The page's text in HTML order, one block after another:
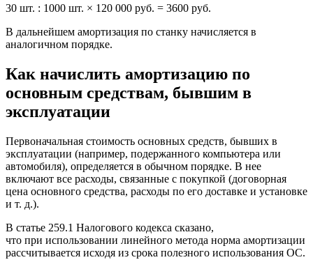
30 шт. : 1000 шт. × 120 000 руб. = 3600 руб.
В дальнейшем амортизация по станку начисляется в
аналогичном порядке.
Как начислить амортизацию по
основным средствам, бывшим в
эксплуатации
Первоначальная стоимость основных средств, бывших в
эксплуатации (например, подержанного компьютера или
автомобиля), определяется в обычном порядке. В нее
включают все расходы, связанные с покупкой (договорная
цена основного средства, расходы по его доставке и установке
и т. д.).
В статье 259.1 Налогового кодекса сказано,
что при использовании линейного метода норма амортизации
рассчитывается исходя из срока полезного использования ОС.